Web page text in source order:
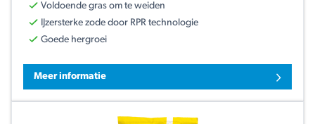
Voldoende gras om te weiden
IJzersterke zode door RPR technologie
Goede hergroei
Meer informatie